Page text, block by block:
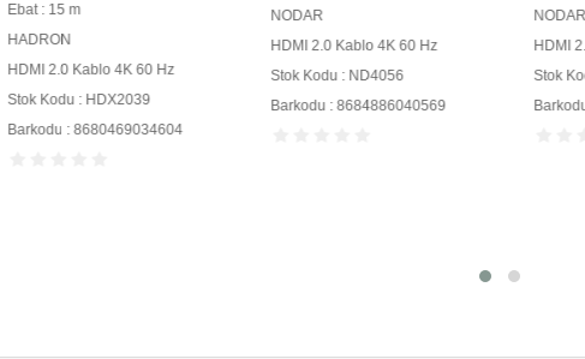
Ebat : 15 m
HADRON
HDMI 2.0 Kablo 4K 60 Hz
Stok Kodu : HDX2039
Barkodu : 8680469034604
NODAR
HDMI 2.0 Kablo 4K 60 Hz
Stok Kodu : ND4056
Barkodu : 8684886040569
NODAR
HDMI
Stok